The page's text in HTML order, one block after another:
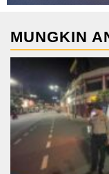
MUNGKIN